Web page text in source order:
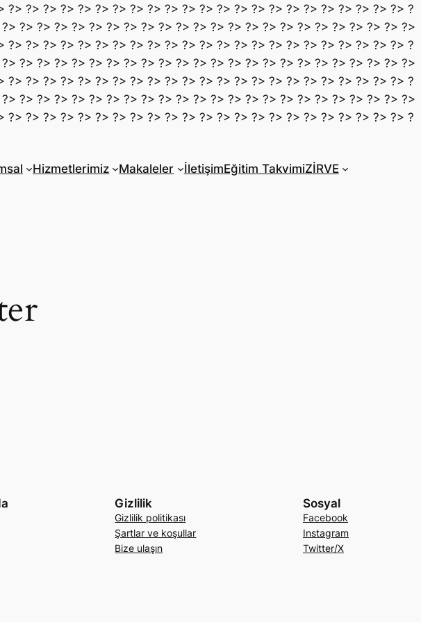
?> ?> ?> ?> ?> ?> ?> ?> ?> ?> ?> ?> ?> ?> ?> ?> ?> ?> ?> ?> ?> ?> ?
?> ?> ?> ?> ?> ?> ?> ?> ?> ?> ?> ?> ?> ?> ?> ?> ?> ?> ?> ?> ?> ?> ?>
?> ?> ?> ?> ?> ?> ?> ?> ?> ?> ?> ?> ?> ?> ?> ?> ?> ?> ?> ?> ?> ?> ?
?> ?> ?> ?> ?> ?> ?> ?> ?> ?> ?> ?> ?> ?> ?> ?> ?> ?> ?> ?> ?> ?> ?>
?> ?> ?> ?> ?> ?> ?> ?> ?> ?> ?> ?> ?> ?> ?> ?> ?> ?> ?> ?> ?> ?> ?
?> ?> ?> ?> ?> ?> ?> ?> ?> ?> ?> ?> ?> ?> ?> ?> ?> ?> ?> ?> ?> ?> ?>
?> ?> ?> ?> ?> ?> ?> ?> ?> ?> ?> ?> ?> ?> ?> ?> ?> ?> ?> ?> ?> ?> ?
Hizmetlerimiz Makaleler İletişimEğitim TakvimiZİRVE
Gizlilik
Gizlilik politikası
Şartlar ve koşullar
Bize ulaşın
Sosyal
Facebook
Instagram
Twitter/X